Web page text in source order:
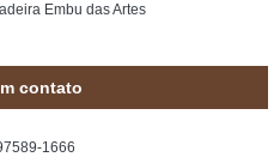
Embu das Artes
contato
1666